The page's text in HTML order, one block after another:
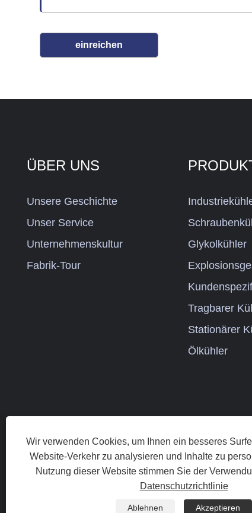
einreichen
ÜBER UNS
Unsere Geschichte
Unser Service
Unternehmenskultur
Fabrik-Tour
Glykolkühler
Tragbarer
Stationärer
Ölkühler
Copyright
Wir verwenden Cookies, um Ihnen ein besseres
Website-Verkehr zu analysieren und Inhalte zu
Nutzung dieser Website stimmen Sie der
Datenschutzrichtlinie
Ablehnen Akzeptieren